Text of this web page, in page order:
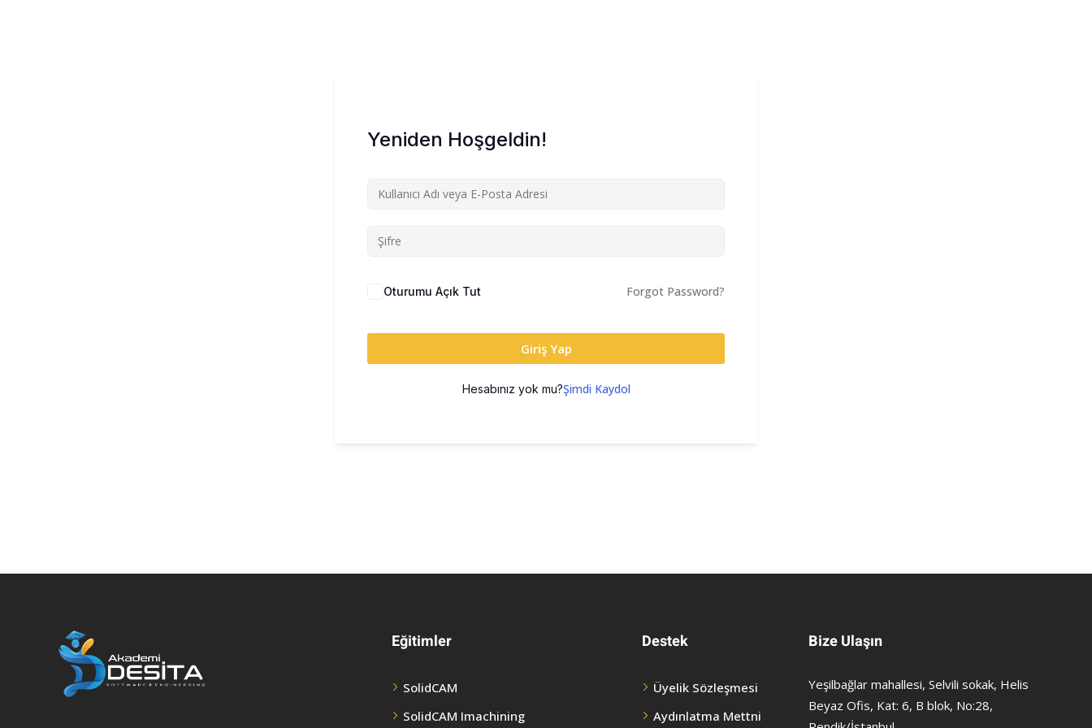
Yeniden Hoşgeldin!
Oturumu Açık Tut Forgot Password?
Giriş Yap
Hesabınız yok mu?Şimdi Kaydol
Eğitimler
SolidCAM
SolidCAM Imachining
Destek
Üyelik Sözleşmesi
Aydınlatma Mettni
Bize Ulaşın
Yeşilbağlar mahallesi, Selvili sokak, Helis
Beyaz Ofis, Kat: 6, B blok, No:28,